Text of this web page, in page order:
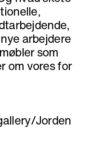
arbejdere
som
om vores for
Jorden